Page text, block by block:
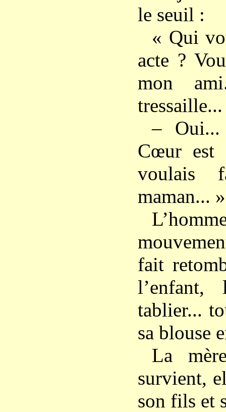
le seuil :
« Qui
acte ?
mon
tressaille...
–
Cœur est
voulais
maman... »
fait
tablier...
sa blouse
La
survient,
son fils et